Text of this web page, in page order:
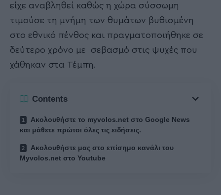
είχε αναβληθεί καθώς η χώρα σύσσωμη
τιμούσε τη μνήμη των θυμάτων βυθισμένη
στο εθνικό πένθος και πραγματοποιήθηκε σε
δεύτερο χρόνο με σεβασμό στις ψυχές που
χάθηκαν στα Τέμπη.
Contents
Ακολουθήστε το myvolos.net στο Google News
και μάθετε πρώτοι όλες τις ειδήσεις.
Ακολουθήστε μας στο επίσημο κανάλι του
Myvolos.net στο Youtube